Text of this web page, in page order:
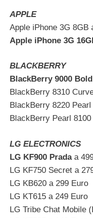
APPLE
Apple iPhone 3G 8GB
Apple iPhone 3G
BLACKBERRY
BlackBerry 9000 Bold
BlackBerry 8310
BlackBerry 8220
BlackBerry Pearl
LG ELECTRONICS
LG KF900 Pradaa
LG KF750 Secret a
LG KB620 a 299 Euro
LG KT615 a 249 Euro
LG Tribe Chat Mobile